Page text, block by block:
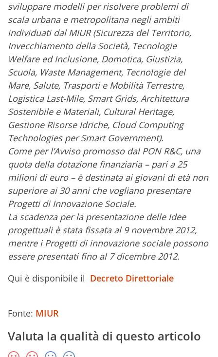
sviluppare modelli per risolvere problemi di
scala urbana e metropolitana negli ambiti
individuati dal MIUR (Sicurezza del Territorio,
Invecchiamento della Società, Tecnologie
Welfare ed Inclusione, Domotica, Giustizia,
Scuola, Waste Management, Tecnologie del
Mare, Salute, Trasporti e Mobilità Terrestre,
Logistica Last-Mile, Smart Grids, Architettura
Sostenibile e Materiali, Cultural Heritage,
Gestione Risorse Idriche, Cloud Computing
Technologies per Smart Government).
Come per l’Avviso promosso dal PON R&C, una
quota della dotazione finanziaria – pari a 25
milioni di euro – è destinata ai giovani di età non
superiore ai 30 anni che vogliano presentare
Progetti di Innovazione Sociale.
La scadenza per la presentazione delle Idee
progettuali è stata fissata al 9 novembre 2012,
mentre i Progetti di innovazione sociale possono
essere presentati fino al 7 dicembre 2012.
Qui è disponibile il Decreto Direttoriale
Fonte: MIUR
Valuta la qualità di questo articolo